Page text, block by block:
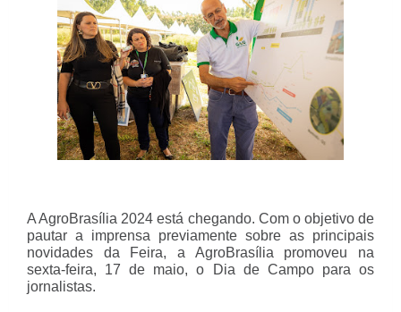
A AgroBrasília 2024 está chegando. Com o objetivo de
pautar a imprensa previamente sobre as principais
novidades da Feira, a AgroBrasília promoveu na
sexta-feira, 17 de maio, o Dia de Campo para os
jornalistas.